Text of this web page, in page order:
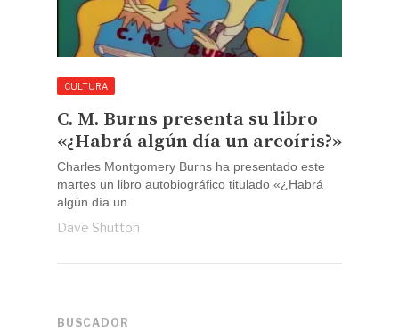
CULTURA
C. M. Burns presenta su libro
«¿Habrá algún día un arcoíris?»
Charles Montgomery Burns ha presentado este
martes un libro autobiográfico titulado «¿Habrá
algún día un.
Dave Shutton
BUSCADOR